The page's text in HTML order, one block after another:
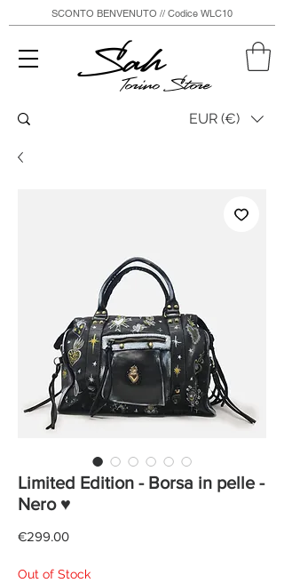
Sah
Torino Store
SCONTO BENVENUTO // Codice WLC10
EUR (€)
Limited Edition - Borsa in pelle -
Nero ♥
€299.00Price
Out of Stock